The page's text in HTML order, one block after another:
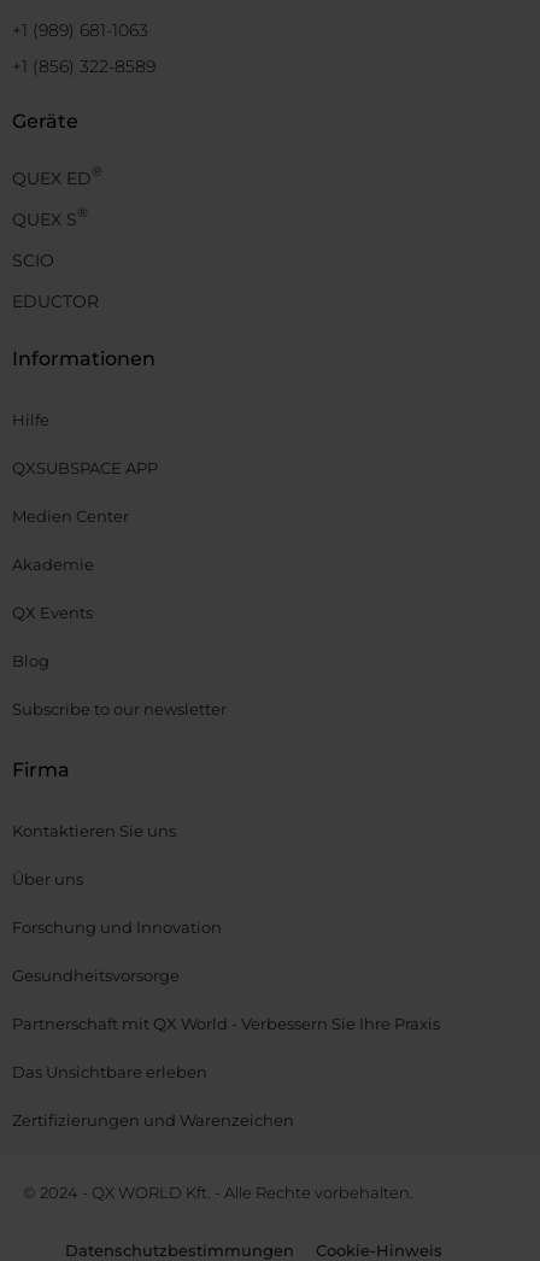
+1 (989) 681-1063
+1 (856) 322-8589
Geräte
QUEX ED®
QUEX S®
SCIO
EDUCTOR
Informationen
Hilfe
QXSUBSPACE APP
Medien Center
Akademie
QX Events
Blog
Subscribe to our newsletter
Firma
Kontaktieren Sie uns
Über uns
Forschung und Innovation
Gesundheitsvorsorge
Partnerschaft mit QX World - Verbessern Sie Ihre Praxis
Das Unsichtbare erleben
Zertifizierungen und Warenzeichen
© 2024 - QX WORLD Kft. - Alle Rechte vorbehalten.
Datenschutzbestimmungen Cookie-Hinweis